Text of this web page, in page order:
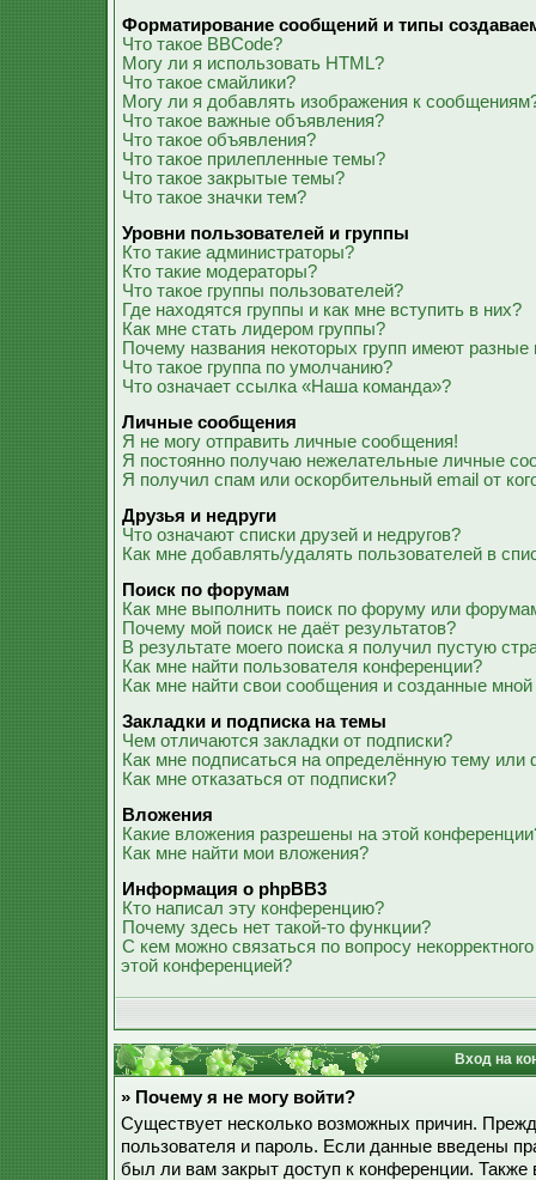
Форматирование сообщений и типы
Что такое BBCode?
Могу ли я использовать HTML?
Что такое смайлики?
Могу ли я добавлять изображения к
Что такое важные объявления?
Что такое объявления?
Что такое прилепленные темы?
Что такое закрытые темы?
Что такое значки тем?
Уровни пользователей и группы
Кто такие администраторы?
Кто такие модераторы?
Что такое группы пользователей?
Где находятся группы и как мне вступить в них?
Как мне стать лидером группы?
Почему названия некоторых групп имеют разные
Что такое группа по умолчанию?
Что означает ссылка «Наша команда»?
Личные сообщения
Я не могу отправить личные сообщения!
Я постоянно получаю нежелательные личные
Я получил спам или оскорбительный email от
Друзья и недруги
Что означают списки друзей и недругов?
Как мне добавлять/удалять пользователей в
Поиск по форумам
Как мне выполнить поиск по форуму или
Почему мой поиск не даёт результатов?
В результате моего поиска я получил пустую
Как мне найти пользователя конференции?
Как мне найти свои сообщения и созданные
Закладки и подписка на темы
Чем отличаются закладки от подписки?
Как мне подписаться на определённую тему или
Как мне отказаться от подписки?
Вложения
Какие вложения разрешены на этой
Как мне найти мои вложения?
Информация о phpBB3
Кто написал эту конференцию?
Почему здесь нет такой-то функции?
С кем можно связаться по вопросу
этой конференцией?
Вход на
» Почему я не могу войти?
Существует несколько возможных причин.
пользователя и пароль. Если данные введены
был ли вам закрыт доступ к конференции. Также